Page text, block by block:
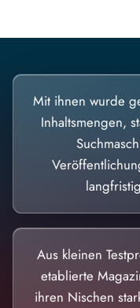
Mit ihnen wurde
Inhaltsmengen,
Aus kleinen
etablierte
ihren Nischen